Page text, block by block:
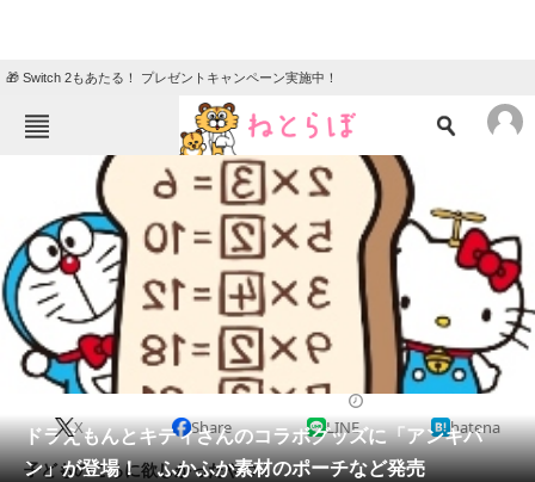
🎁 Switch 2もあたる！ プレゼントキャンペーン実施中！
ねとらぼメニュー
ニュース
エンタメ クイズ
グルメ 地域
住まい 教育・育児
動物 リサーチ
会員記事
ドラえもんとキティさんのコラボグッズに「アンキパ
ン」が登場！ ふかふか素材のポーチなど発売
X Share LINE hatena
子どものころに欲しかったやつ！